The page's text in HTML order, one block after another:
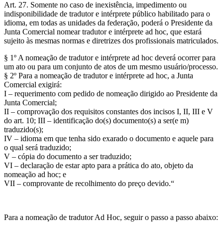
Art. 27. Somente no caso de inexistência, impedimento ou
indisponibilidade de tradutor e intérprete público habilitado para o
idioma, em todas as unidades da federação, poderá o Presidente da
Junta Comercial nomear tradutor e intérprete ad hoc, que estará
sujeito às mesmas normas e diretrizes dos profissionais matriculados.
§ 1º A nomeação de tradutor e intérprete ad hoc deverá ocorrer para
um ato ou para um conjunto de atos de um mesmo usuário/processo.
§ 2º Para a nomeação de tradutor e intérprete ad hoc, a Junta
Comercial exigirá:
I – requerimento com pedido de nomeação dirigido ao Presidente da
Junta Comercial;
II – comprovação dos requisitos constantes dos incisos I, II, III e V
do art. 10; III – identificação do(s) documento(s) a ser(e m)
traduzido(s);
IV – idioma em que tenha sido exarado o documento e aquele para
o qual será traduzido;
V – cópia do documento a ser traduzido;
VI – declaração de estar apto para a prática do ato, objeto da
nomeação ad hoc; e
VII – comprovante de recolhimento do preço devido.“
Para a nomeação de tradutor Ad Hoc, seguir o passo a passo abaixo: